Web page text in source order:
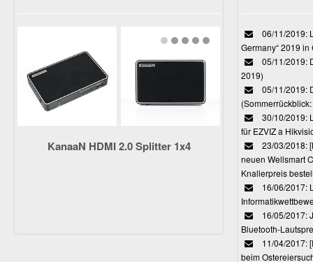
KanaaN HDMI 2.0 Splitter 1x4
06/11/2019:
Germany“ 2019
05/11/2019:
2019)
05/11/2019:
30/10/2019:
für EZVIZ a
23/03/2018:
neuen Wellsmart
Knallerpreis
16/06/2017:
16/05/2017:
Bluetooth-
11/04/2017:
beim